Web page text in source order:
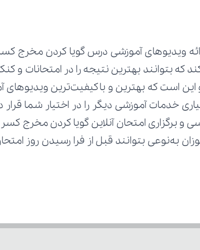
ویدیوهای آموزشی درس گویا کردن مخرج